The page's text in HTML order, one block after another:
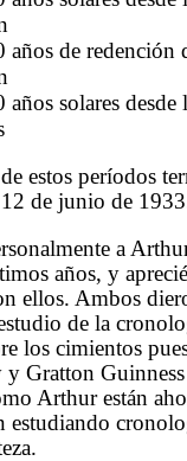
años de redención
años solares desde
estos períodos
de junio de
a
años, y
ellos. Ambos
de la
los cimientos
Gratton
Arthur están
estudiando